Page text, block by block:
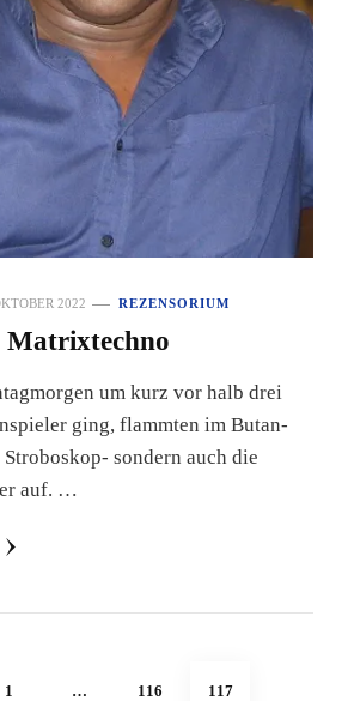
2022 REZENSORIUM
um kurz vor halb drei
ging, flammten im Butan-
sondern auch die
auf. …
SEITE
1 … SEITE
116 SEITE
117